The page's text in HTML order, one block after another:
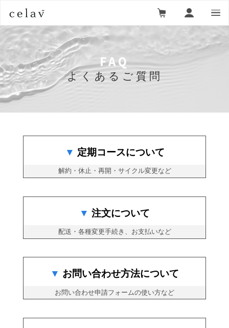
FAQ
よくあるご質問
定期コースについて
解約・休止・再開・サイクル変更など
注文について
配送・各種変更手続き、お支払いなど
お問い合わせ方法について
お問い合わせ申請フォームの使い方など